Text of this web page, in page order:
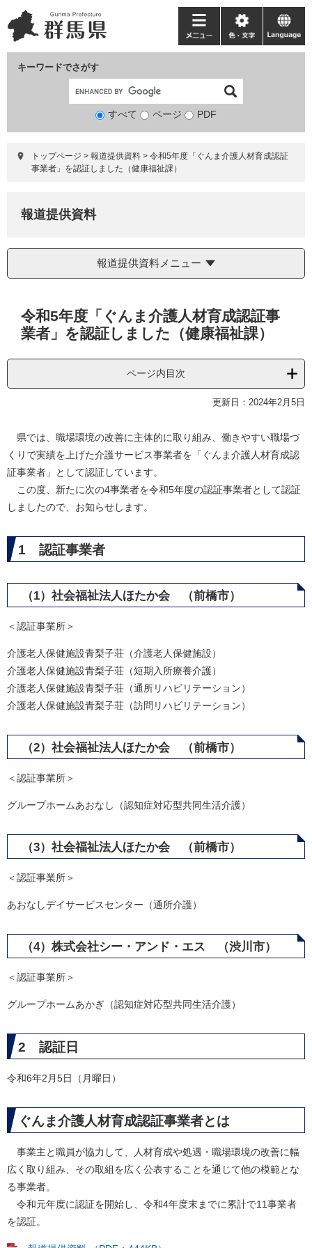
ー
ジ
ニ
ュ
て
キーワードでさがす
検
象
すべて ページ PDF
メ
ニ
ー
色・
文
language
トップページ > 報道提供資料 > 令和5年度「ぐんま介護人材育成認証
事業者」を認証しました（健康福祉課）
報道提供資料
報道提供資料メニュー
令和5年度「ぐんま介護人材育成認証事
業者」を認証しました（健康福祉課）
ページ内目次
更新日：2024年2月5日
県では、職場環境の改善に主体的に取り組み、働きやすい職場づ
くりで実績を上げた介護サービス事業者を「ぐんま介護人材育成認
証事業者」として認証しています。
この度、新たに次の4事業者を令和5年度の認証事業者として認証
しましたので、お知らせします。
1 認証事業者
（1）社会福祉法人ほたか会 （前橋市）
＜認証事業所＞
介護老人保健施設青梨子荘（介護老人保健施設）
介護老人保健施設青梨子荘（短期入所療養介護）
​介護老人保健施設青梨子荘（通所リハビリテーション）
​介護老人保健施設青梨子荘（訪問リハビリテーション）
（2）社会福祉法人ほたか会 （前橋市）
＜認証事業所＞
グループホームあおなし（認知症対応型共同生活介護）
（3）社会福祉法人ほたか会 （前橋市）
＜認証事業所＞
あおなしデイサービスセンター（通所介護）
（4）株式会社シー・アンド・エス （渋川市）
＜認証事業所＞
グループホームあかぎ（認知症対応型共同生活介護）
2 認証日
令和6年2月5日（月曜日）
ぐんま介護人材育成認証事業者とは
事業主と職員が協力して、人材育成や処遇・職場環境の改善に幅
広く取り組み、その取組を広く公表することを通じて他の模範とな
る事業者。
令和元年度に認証を開始し、令和4年度末までに累計で11事業者
を認証。